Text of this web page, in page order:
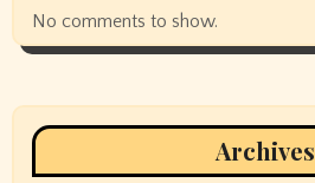
No comments to show.
Archives